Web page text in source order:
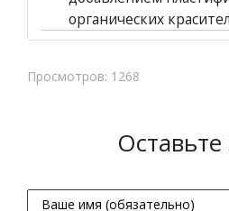
органических
Просмотров: 1268
Оставьте